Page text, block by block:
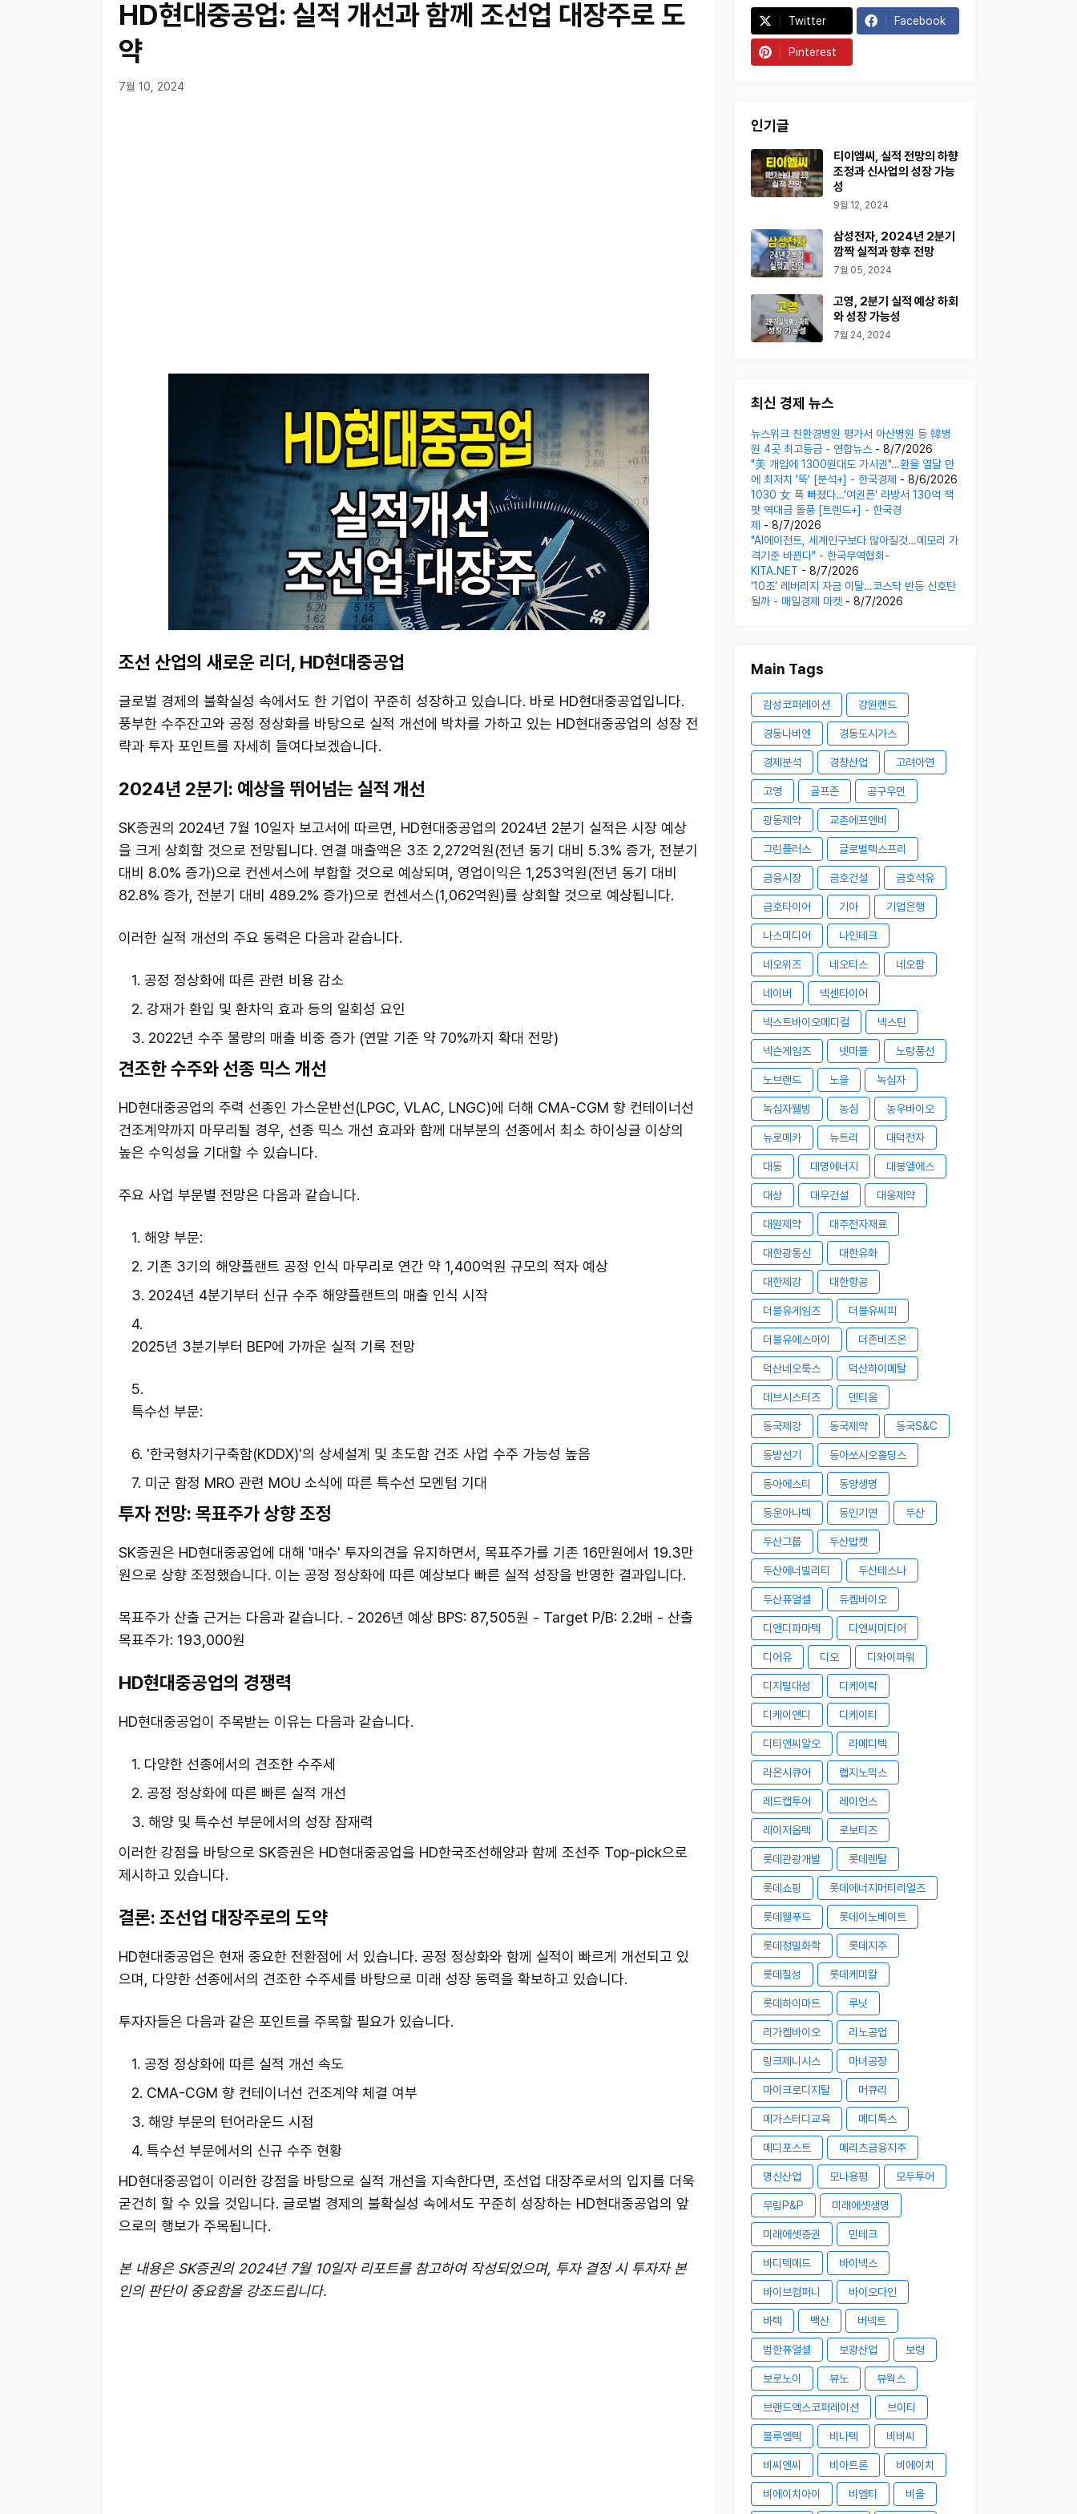
HD현대중공업: 실적 개선과 함께 조선업 대장주로 도
약
7월 10, 2024
조선 산업의 새로운 리더, HD현대중공업
글로벌 경제의 불확실성 속에서도 한 기업이 꾸준히 성장하고 있습니다. 바로 HD현대중공업입니다.
풍부한 수주잔고와 공정 정상화를 바탕으로 실적 개선에 박차를 가하고 있는 HD현대중공업의 성장 전
략과 투자 포인트를 자세히 들여다보겠습니다.
2024년 2분기: 예상을 뛰어넘는 실적 개선
SK증권의 2024년 7월 10일자 보고서에 따르면, HD현대중공업의 2024년 2분기 실적은 시장 예상
을 크게 상회할 것으로 전망됩니다. 연결 매출액은 3조 2,272억원(전년 동기 대비 5.3% 증가, 전분기
대비 8.0% 증가)으로 컨센서스에 부합할 것으로 예상되며, 영업이익은 1,253억원(전년 동기 대비
82.8% 증가, 전분기 대비 489.2% 증가)으로 컨센서스(1,062억원)를 상회할 것으로 예상됩니다.
이러한 실적 개선의 주요 동력은 다음과 같습니다.
공정 정상화에 따른 관련 비용 감소
강재가 환입 및 환차익 효과 등의 일회성 요인
2022년 수주 물량의 매출 비중 증가 (연말 기준 약 70%까지 확대 전망)
견조한 수주와 선종 믹스 개선
HD현대중공업의 주력 선종인 가스운반선(LPGC, VLAC, LNGC)에 더해 CMA-CGM 향 컨테이너선
건조계약까지 마무리될 경우, 선종 믹스 개선 효과와 함께 대부분의 선종에서 최소 하이싱글 이상의
높은 수익성을 기대할 수 있습니다.
주요 사업 부문별 전망은 다음과 같습니다.
해양 부문:
기존 3기의 해양플랜트 공정 인식 마무리로 연간 약 1,400억원 규모의 적자 예상
2024년 4분기부터 신규 수주 해양플랜트의 매출 인식 시작
2025년 3분기부터 BEP에 가까운 실적 기록 전망
특수선 부문:
'한국형차기구축함(KDDX)'의 상세설계 및 초도함 건조 사업 수주 가능성 높음
미군 함정 MRO 관련 MOU 소식에 따른 특수선 모멘텀 기대
투자 전망: 목표주가 상향 조정
SK증권은 HD현대중공업에 대해 '매수' 투자의견을 유지하면서, 목표주가를 기존 16만원에서 19.3만
원으로 상향 조정했습니다. 이는 공정 정상화에 따른 예상보다 빠른 실적 성장을 반영한 결과입니다.
목표주가 산출 근거는 다음과 같습니다. - 2026년 예상 BPS: 87,505원 - Target P/B: 2.2배 - 산출
목표주가: 193,000원
HD현대중공업의 경쟁력
HD현대중공업이 주목받는 이유는 다음과 같습니다.
다양한 선종에서의 견조한 수주세
공정 정상화에 따른 빠른 실적 개선
해양 및 특수선 부문에서의 성장 잠재력
이러한 강점을 바탕으로 SK증권은 HD현대중공업을 HD한국조선해양과 함께 조선주 Top-pick으로
제시하고 있습니다.
결론: 조선업 대장주로의 도약
HD현대중공업은 현재 중요한 전환점에 서 있습니다. 공정 정상화와 함께 실적이 빠르게 개선되고 있
으며, 다양한 선종에서의 견조한 수주세를 바탕으로 미래 성장 동력을 확보하고 있습니다.
투자자들은 다음과 같은 포인트를 주목할 필요가 있습니다.
공정 정상화에 따른 실적 개선 속도
CMA-CGM 향 컨테이너선 건조계약 체결 여부
해양 부문의 턴어라운드 시점
특수선 부문에서의 신규 수주 현황
HD현대중공업이 이러한 강점을 바탕으로 실적 개선을 지속한다면, 조선업 대장주로서의 입지를 더욱
굳건히 할 수 있을 것입니다. 글로벌 경제의 불확실성 속에서도 꾸준히 성장하는 HD현대중공업의 앞
으로의 행보가 주목됩니다.
본 내용은 SK증권의 2024년 7월 10일자 리포트를 참고하여 작성되었으며, 투자 결정 시 투자자 본
인의 판단이 중요함을 강조드립니다.
Twitter Facebook
Pinterest
인기글
티이엠씨, 실적 전망의 하향
조정과 신사업의 성장 가능
성
9월 12, 2024
삼성전자, 2024년 2분기
깜짝 실적과 향후 전망
7월 05, 2024
고영, 2분기 실적 예상 하회
와 성장 가능성
7월 24, 2024
최신 경제 뉴스
뉴스위크 친환경병원 평가서 아산병원 등 韓병
원 4곳 최고등급 - 연합뉴스- 8/7/2026
"美 개입에 1300원대도 가시권"…환율 열달 만
에 최저치 '뚝' [분석+] - 한국경제 - 8/6/2026
1030 女 푹 빠졌다…'여권폰' 라방서 130억 잭
팟 역대급 돌풍 [트렌드+] - 한국경
제 - 8/7/2026
"AI에이전트, 세계인구보다 많아질것…메모리 가
격기준 바뀐다" - 한국무역협회-
KITA.NET - 8/7/2026
‘10조’ 레버리지 자금 이탈…코스닥 반등 신호탄
될까 - 매일경제 마켓- 8/7/2026
Main Tags
감성코퍼레이션 강원랜드
경동나비엔 경동도시가스
경제분석 경창산업 고려아연
고영 골프존 공구우먼
광동제약 교촌에프앤비
그린플러스 글로벌텍스프리
금융시장 금호건설 금호석유
금호타이어 기아 기업은행
나스미디어 나인테크
네오위즈 네오티스 네오팜
네이버 넥센타이어
넥스트바이오메디컬 넥스틴
넥슨게임즈 넷마블 노랑풍선
노브랜드 노을 녹십자
녹십자웰빙 농심 농우바이오
뉴로메카 뉴트리 대덕전자
대동 대명에너지 대봉엘에스
대상 대우건설 대웅제약
대원제약 대주전자재료
대한광통신 대한유화
대한제강 대한항공
더블유게임즈 더블유씨피
더블유에스아이 더존비즈온
덕산네오룩스 덕산하이메탈
데브시스터즈 덴티움
동국제강 동국제약 동국S&C
동방선기 동아쏘시오홀딩스
동아에스티 동양생명
동운아나텍 동인기연 두산
두산그룹 두산밥캣
두산에너빌리티 두산테스나
두산퓨얼셀 듀켐바이오
디앤디파마텍 디앤씨미디어
디어유 디오 디와이파워
디지털대성 디케이락
디케이앤디 디케이티
디티앤씨알오 라메디텍
라온시큐어 랩지노믹스
레드캡투어 레이언스
레이저옵텍 로보티즈
롯데관광개발 롯데렌탈
롯데쇼핑 롯데에너지머티리얼즈
롯데웰푸드 롯데이노베이트
롯데정밀화학 롯데지주
롯데칠성 롯데케미칼
롯데하이마트 루닛
리가켐바이오 리노공업
링크제니시스 마녀공장
마이크로디지탈 머큐리
메가스터디교육 메디톡스
메디포스트 메리츠금융지주
명신산업 모나용평 모두투어
무림P&P 미래에셋생명
미래에셋증권 민테크
바디텍메드 바이넥스
바이브컴퍼니 바이오다인
바텍 백산 버넥트
범한퓨얼셀 보광산업 보령
보로노이 뷰노 뷰웍스
브랜드엑스코퍼레이션 브이티
블루엠텍 비나텍 비비씨
비씨엔씨 비아트론 비에이치
비에이치아이 비엠티 비올